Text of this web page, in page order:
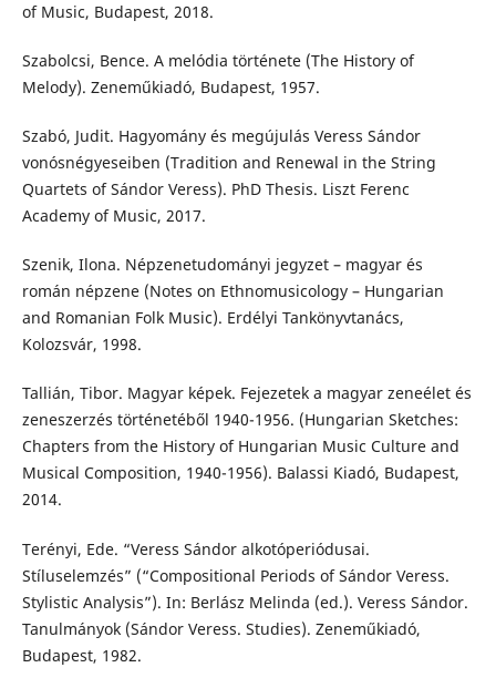
of Music, Budapest, 2018.
Szabolcsi, Bence. A melódia története (The History of
Melody). Zeneműkiadó, Budapest, 1957.
Szabó, Judit. Hagyomány és megújulás Veress Sándor
vonósnégyeseiben (Tradition and Renewal in the String
Quartets of Sándor Veress). PhD Thesis. Liszt Ferenc
Academy of Music, 2017.
Szenik, Ilona. Népzenetudományi jegyzet – magyar és
román népzene (Notes on Ethnomusicology – Hungarian
and Romanian Folk Music). Erdélyi Tankönyvtanács,
Kolozsvár, 1998.
Tallián, Tibor. Magyar képek. Fejezetek a magyar zeneélet és
zeneszerzés történetéből 1940-1956. (Hungarian Sketches:
Chapters from the History of Hungarian Music Culture and
Musical Composition, 1940-1956). Balassi Kiadó, Budapest,
2014.
Terényi, Ede. “Veress Sándor alkotóperiódusai.
Stíluselemzés” (“Compositional Periods of Sándor Veress.
Stylistic Analysis”). In: Berlász Melinda (ed.). Veress Sándor.
Tanulmányok (Sándor Veress. Studies). Zeneműkiadó,
Budapest, 1982.